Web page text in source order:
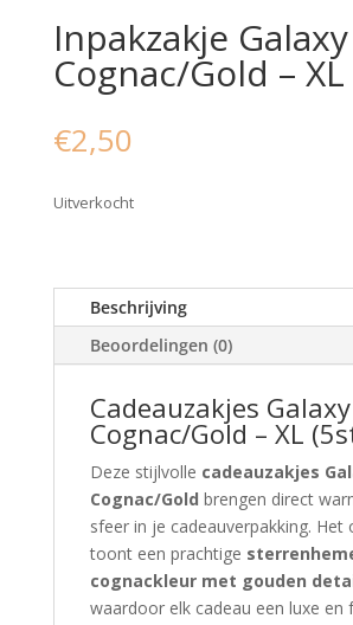
Inpakzakje Galaxy
Cognac/Gold –
€2,50
Uitverkocht
Beschrijving
Beoordelingen (0)
Cadeauzakjes Galaxy
Cognac/Gold – XL
Deze stijlvolle cadeauzakjes
Cognac/Gold brengen direct
sfeer in je cadeauverpakking. Het
toont een prachtige
cognackleur met gouden
waardoor elk cadeau een luxe en